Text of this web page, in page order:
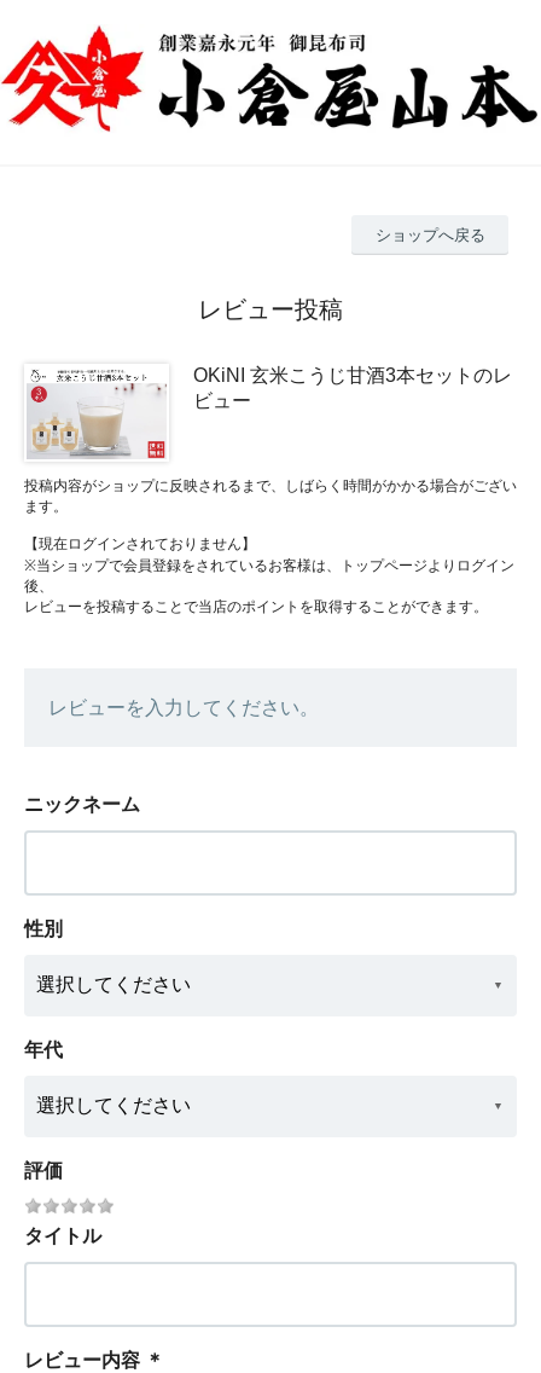
ショップへ戻る
レビュー投稿
OKiNI 玄米こうじ甘酒3本セットのレ
ビュー
投稿内容がショップに反映されるまで、しばらく時間がかかる場合がござい
ます。
【現在ログインされておりません】
※当ショップで会員登録をされているお客様は、トップページよりログイン
後、
レビューを投稿することで当店のポイントを取得することができます。
レビューを入力してください。
ニックネーム
性別
年代
評価
タイトル
レビュー内容 ＊